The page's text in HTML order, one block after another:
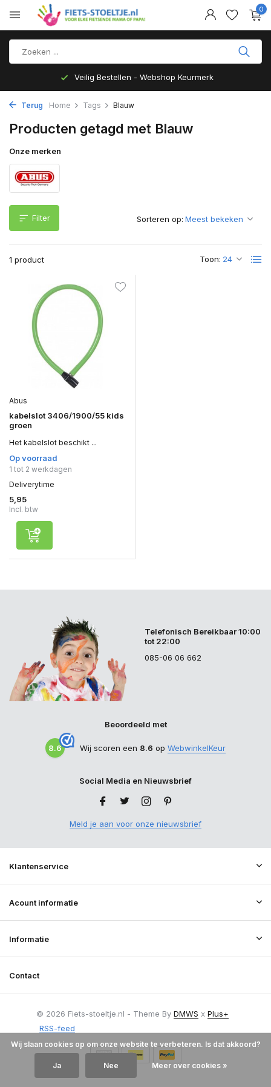
0
Veilig Bestellen - Webshop Keurmerk
Terug Home Tags Blauw
Producten getagd met Blauw
Onze merken
Filter
1 product Toon:
Sorteren op:
Abus
kabelslot 3406/1900/55 kids
groen
Het kabelslot beschikt ...
Op voorraad
1 tot 2 werkdagen
Deliverytime
5,95
Incl. btw
Telefonisch Bereikbaar 10:00
tot 22:00
085-06 06 662
Beoordeeld met
8.6 Wij scoren een 8.6 op WebwinkelKeur
Social Media en Nieuwsbrief
Meld je aan voor onze nieuwsbrief
Klantenservice
Acount informatie
Informatie
Contact
© 2026 Fiets-stoeltje.nl - Theme By DMWS x Plus+
RSS-feed
Wij slaan cookies op om onze website te verbeteren. Is dat akkoord?
Ja Nee Meer over cookies »